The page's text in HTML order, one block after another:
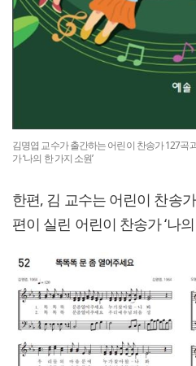
김명엽 교수가 출간하는 어린이 찬송가 127곡
가 ‘나의 한 가지 소원’
한편, 김 교수는 어린이 찬송
편이 실린 어린이 찬송가 ‘나